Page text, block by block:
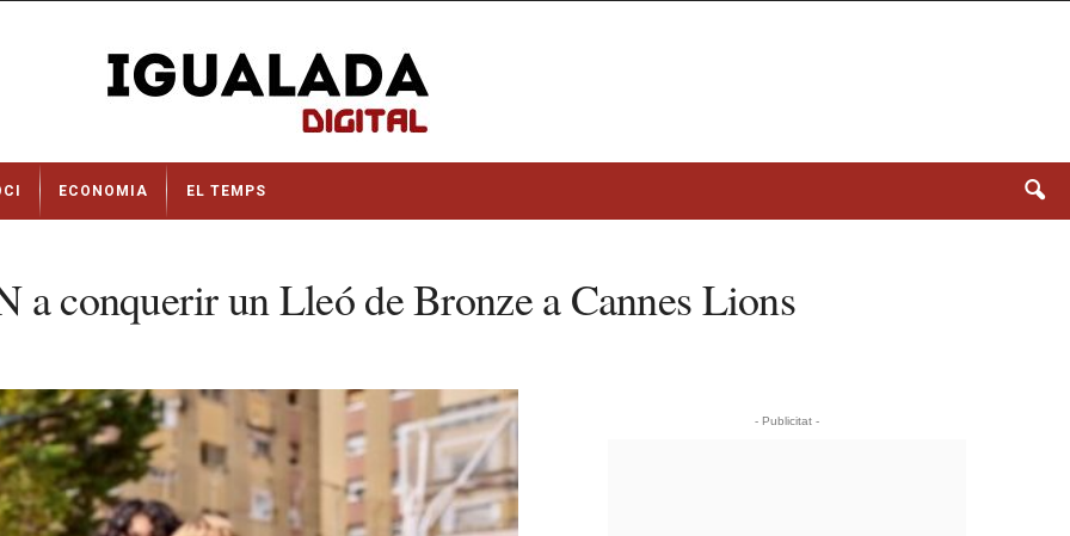
ECONOMIA EL TEMPS
conquerir un Lleó de Bronze a Cannes Lions
- Publicitat -